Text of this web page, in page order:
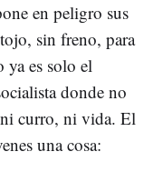
en peligro sus
sin freno, para
ya es solo el
donde no
ni curro, ni vida. El
una cosa: